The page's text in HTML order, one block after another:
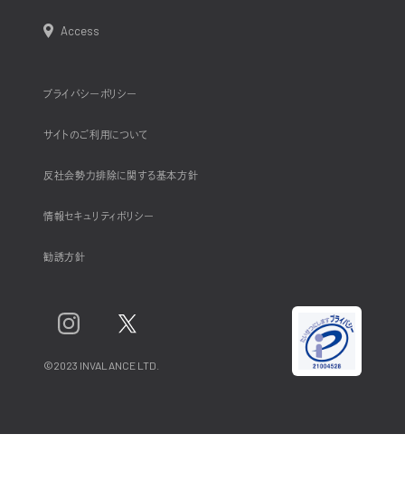
Access
©2023 INVALANCE LTD.
プライバシーポリシー
サイトのご利用について
反社会勢力排除に関する基本方針
情報セキュリティポリシー
勧誘方針